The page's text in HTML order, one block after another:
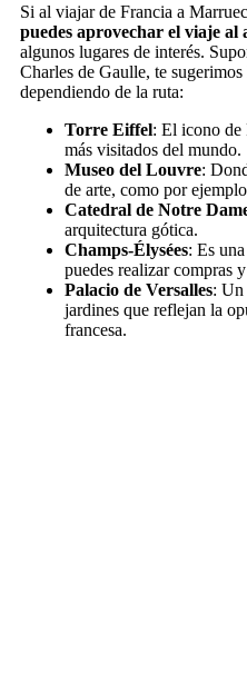
Si al viajar de Francia a
puedes aprovechar el viaje
algunos lugares de interés.
Charles de Gaulle, te
dependiendo de la ruta:
Torre Eiffel: El icono de
más visitados del mundo.
Museo del Louvre:
de arte, como por
Catedral de Notre
arquitectura gótica.
Champs-Élysées: Es
puedes realizar compras
Palacio de Versalles: Un
jardines que reflejan la
francesa.